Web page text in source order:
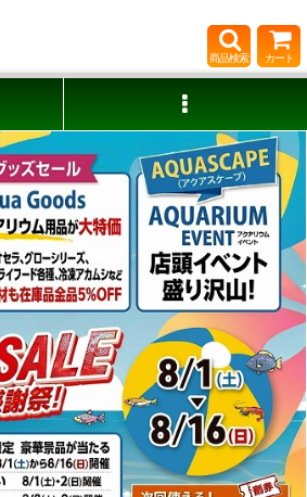
商品検索 カート